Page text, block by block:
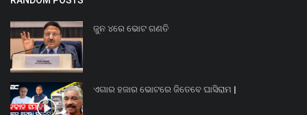
ଜୁନ ୪ରେ ଭୋଟ ଗଣତି
ଏଗାର ହଜାର ଭୋଟରେ ଜିତେବେ ଘାସିରାମ |